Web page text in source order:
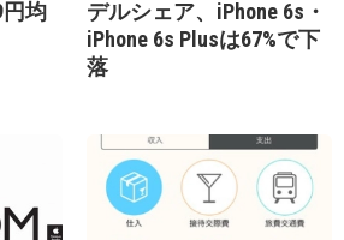
円均
デルシェア、iPhone 6s・
iPhone 6s Plusは67%で下
落